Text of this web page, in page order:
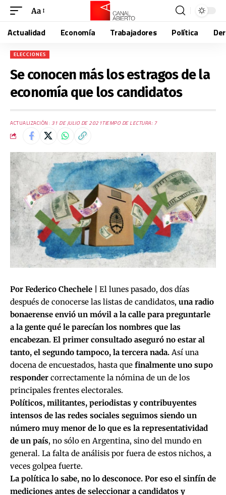
Aa
Actualidad Economía Trabajadores Política
ELECCIONES
Se conocen más los estragos de la
economía que los candidatos
ACTUALIZACIÓN: 31 DE JULIO DE 2021TIEMPO DE LECTURA: 7
Por Federico Chechele |
El lunes pasado, dos días
después de conocerse las listas de candidatos, una radio
bonaerense envió un móvil a la calle para preguntarle
a la gente qué le parecían los nombres que las
encabezan. El primer consultado aseguró no estar al
tanto, el segundo tampoco, la tercera nada. Así una
docena de encuestados, hasta que finalmente uno supo
responder correctamente la nómina de un de los
principales frentes electorales.
Políticos, militantes, periodistas y contribuyentes
intensos de las redes sociales seguimos siendo un
número muy menor de lo que es la representatividad
de un país, no sólo en Argentina, sino del mundo en
general. La falta de análisis por fuera de estos nichos, a
veces golpea fuerte.
La política lo sabe, no lo desconoce. Por eso el sinfín de
mediciones antes de seleccionar a candidatos y